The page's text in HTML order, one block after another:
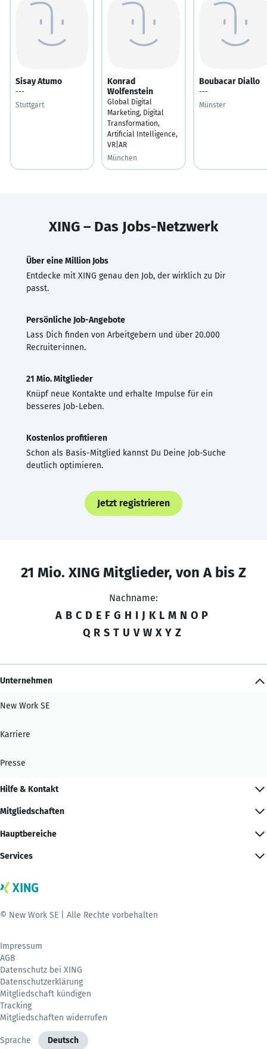
Sisay Atumo
---
Stuttgart
Konrad
Wolfenstein
Global Digital
Marketing, Digital
Transformation,
Artificial Intelligence,
VR|AR
München
Boubacar Diallo
---
Münster
XING – Das Jobs-Netzwerk
Über eine Million Jobs
Entdecke mit XING genau den Job, der wirklich zu Dir
passt.
Persönliche Job-Angebote
Lass Dich finden von Arbeitgebern und über 20.000
Recruiter·innen.
21 Mio. Mitglieder
Knüpf neue Kontakte und erhalte Impulse für ein
besseres Job-Leben.
Kostenlos profitieren
Schon als Basis-Mitglied kannst Du Deine Job-Suche
deutlich optimieren.
Jetzt registrieren
21 Mio. XING Mitglieder, von A bis Z
Nachname:
A B C D E F G H I J K L M N O P
Q R S T U V W X Y Z
Unternehmen
New Work SE
Karriere
Presse
Hilfe & Kontakt
Mitgliedschaften
Hauptbereiche
Services
© New Work SE | Alle Rechte vorbehalten
Impressum
AGB
Datenschutz bei XING
Datenschutzerklärung
Mitgliedschaft kündigen
Tracking
Mitgliedschaften widerrufen
Sprache Deutsch